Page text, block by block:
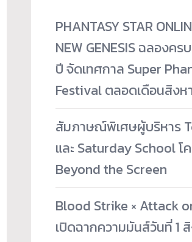
PHANTASY STAR
NEW GENESIS ฉลองคร
ปี จัดเทศกาล Super
Festival ตลอดเดือนสิงห
สัมภาษณ์พิเศษผู้บริหาร
และ Saturday School โ
Beyond the Screen
Blood Strike × Attack
เปิดฉากความมันส์วันที่ 1